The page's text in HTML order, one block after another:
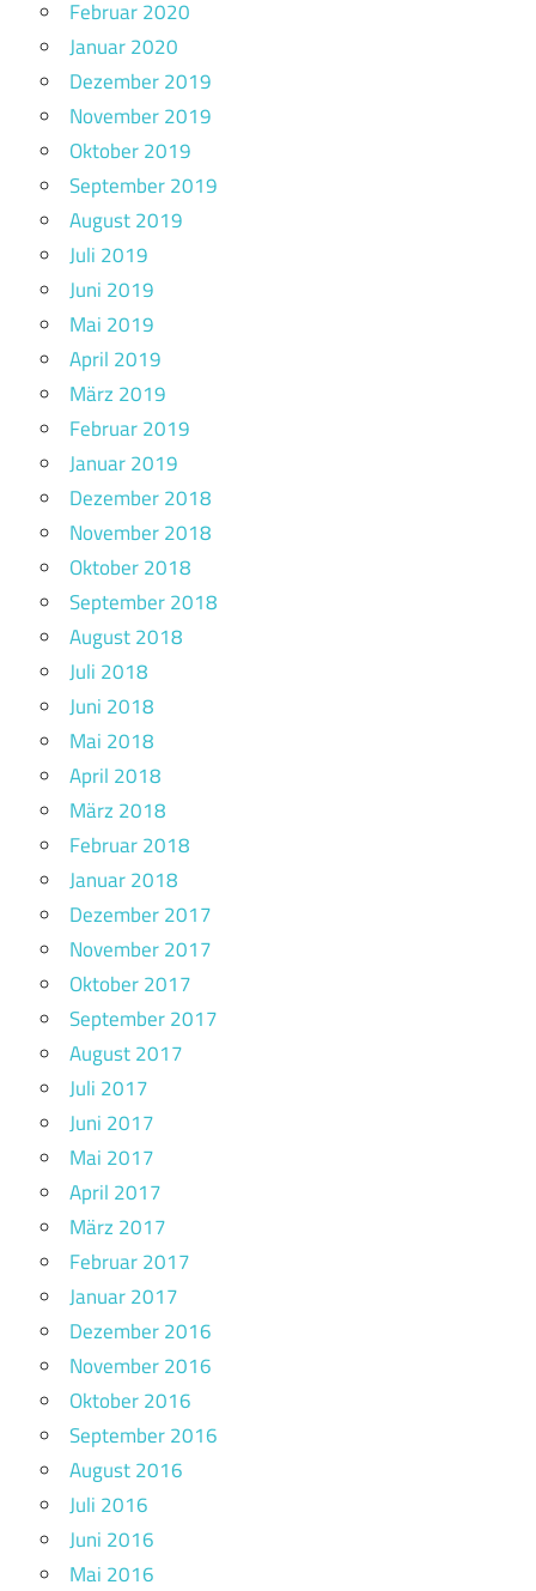
Februar 2020
Januar 2020
Dezember 2019
November 2019
Oktober 2019
September 2019
August 2019
Juli 2019
Juni 2019
Mai 2019
April 2019
März 2019
Februar 2019
Januar 2019
Dezember 2018
November 2018
Oktober 2018
September 2018
August 2018
Juli 2018
Juni 2018
Mai 2018
April 2018
März 2018
Februar 2018
Januar 2018
Dezember 2017
November 2017
Oktober 2017
September 2017
August 2017
Juli 2017
Juni 2017
Mai 2017
April 2017
März 2017
Februar 2017
Januar 2017
Dezember 2016
November 2016
Oktober 2016
September 2016
August 2016
Juli 2016
Juni 2016
Mai 2016